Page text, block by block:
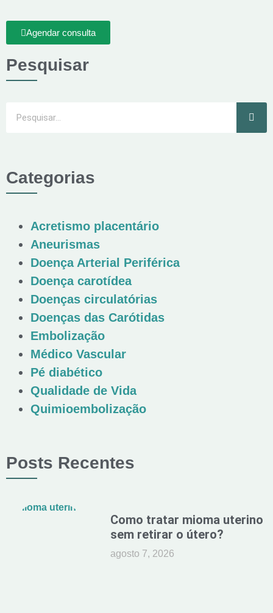
Agendar consulta
Pesquisar
Categorias
Acretismo placentário
Aneurismas
Doença Arterial Periférica
Doença carotídea
Doenças circulatórias
Doenças das Carótidas
Embolização
Médico Vascular
Pé diabético
Qualidade de Vida
Quimioembolização
Posts Recentes
Como tratar mioma uterino
sem retirar o útero?
agosto 7, 2026